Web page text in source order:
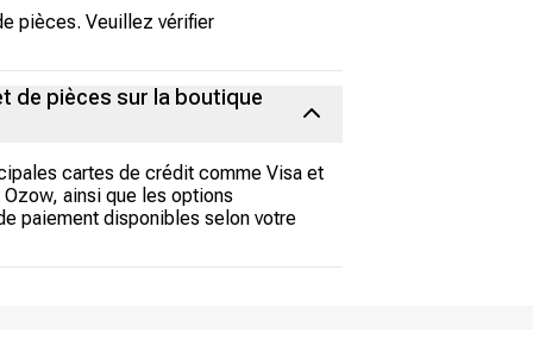
pièces. Veuillez vérifier
de pièces sur la boutique
cartes de crédit comme Visa et
ainsi que les options
paiement disponibles selon votre